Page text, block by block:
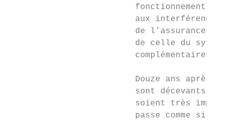
fonctionnement
aux
de l’assurance
de celle du
complémentaires
Douze ans après
sont décevants.
soient très
passe comme si